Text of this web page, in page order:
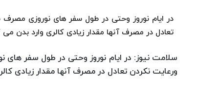
در ایام نوروز وحتی در طول سفر های نوروزی
تعادل در مصرف آنها مقدار زیادی كالری وارد بدن
سلامت نیوز: در ایام نوروز وحتی در طول سفر
ورعایت نكردن تعادل در مصرف آنها مقدار زیادی